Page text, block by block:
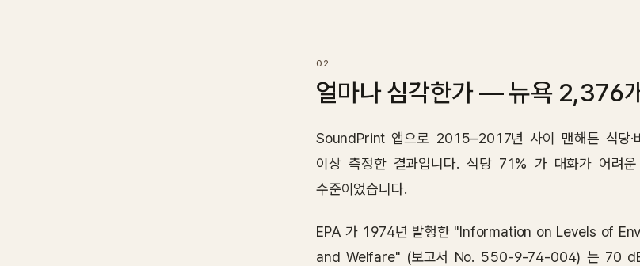
얼마나 심각한가 — 뉴욕 2,376
SoundPrint 앱으로 2015–2017년 사이 맨해튼 식당
이상 측정한 결과입니다. 식당 71% 가 대화가 어
수준이었습니다.
EPA 가 1974년 발행한 "Information on Levels of
and Welfare" (보고서 No. 550-9-74-004) 는 70